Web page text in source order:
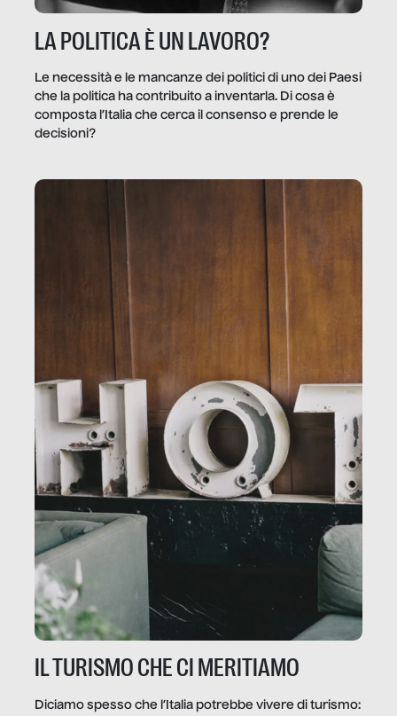
LA POLITICA È UN LAVORO?
Le necessità e le mancanze dei politici di uno dei Paesi
che la politica ha contribuito a inventarla. Di cosa è
composta l’Italia che cerca il consenso e prende le
decisioni?
IL TURISMO CHE CI MERITIAMO
Diciamo spesso che l’Italia potrebbe vivere di turismo: